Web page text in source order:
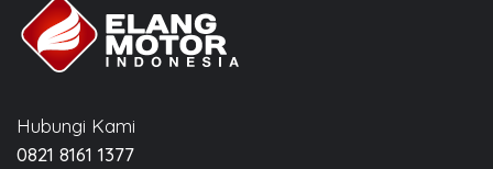
Hubungi Kami
0821 8161 1377